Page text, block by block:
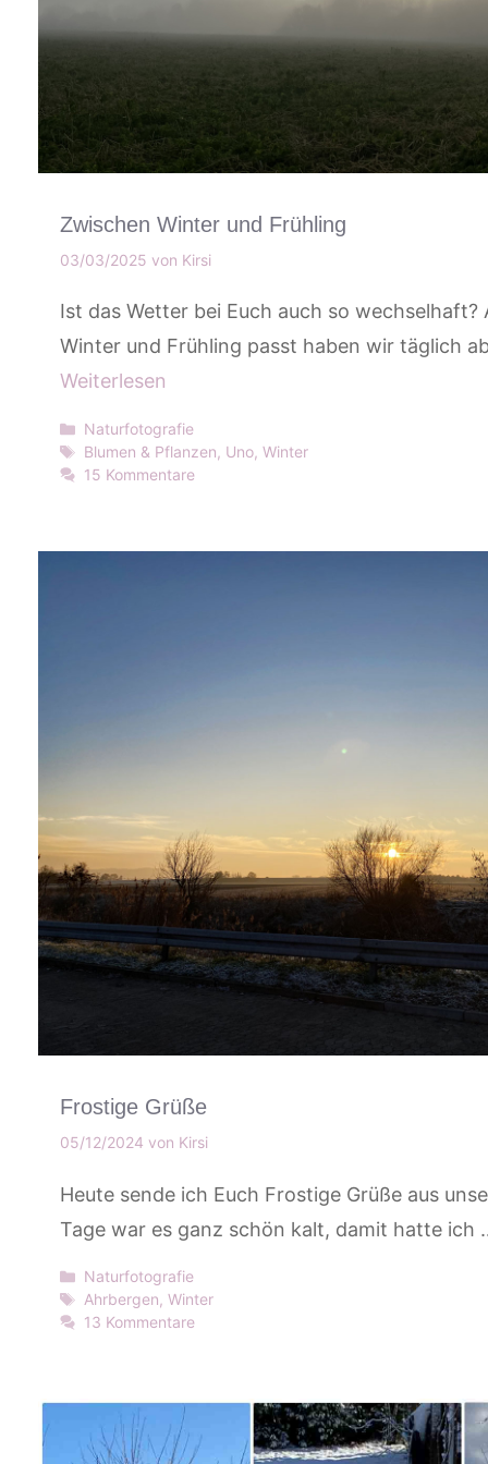
Zwischen Winter und Frühling
03/03/2025 von Kirsi
Ist das Wetter bei Euch auch so wechselhaft?
Winter und Frühling passt haben wir täglich
Weiterlesen
Kategorien
Naturfotografie
Schlagwörter
Blumen & Pflanzen, Uno, Winter
15 Kommentare
Frostige Grüße
05/12/2024 von Kirsi
Heute sende ich Euch Frostige Grüße aus
Tage war es ganz schön kalt, damit hatte ich
Kategorien
Naturfotografie
Schlagwörter
Ahrbergen, Winter
13 Kommentare